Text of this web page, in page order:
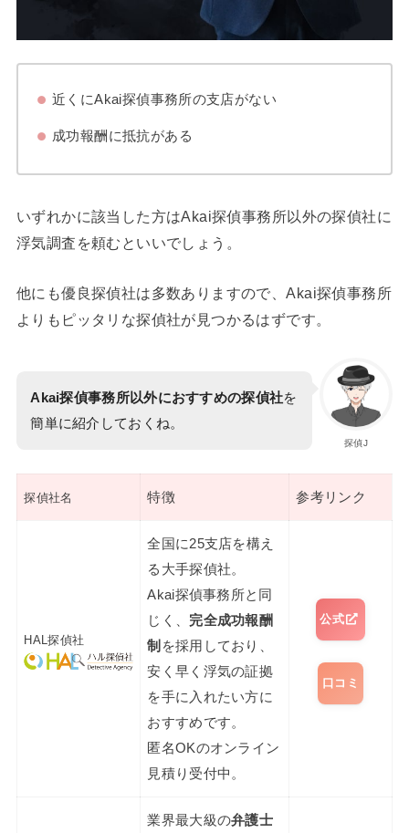
近くにAkai探偵事務所の支店がない
成功報酬に抵抗がある
いずれかに該当した方はAkai探偵事務所以外の探偵社に
浮気調査を頼むといいでしょう。
他にも優良探偵社は多数ありますので、Akai探偵事務所
よりもピッタリな探偵社が見つかるはずです。
探偵J
Akai探偵事務所以外におすすめの探偵社を
簡単に紹介しておくね。
探偵社名 特徴 参考リンク
HAL探偵社
全国に25支店を構え
る大手探偵社。
Akai探偵事務所と同
じく、 完全成功報酬
制 を採用しており、
安く早く浮気の証拠
を手に入れたい方に
おすすめです。
匿名OKのオンライン
見積り受付中。
公式
口コミ
業界最大級の弁護士